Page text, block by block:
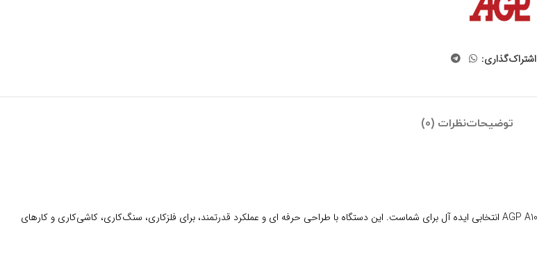
اشتراک‌گذاری:
توضیحاتنظرات (0)
اگر به دنبال یک مینی فرز باریک، سبک و خوش‌ دست با قابلیت ساب‌ زنی مداوم و طولانی‌مدت هستید، AGP A100 انتخابی ایده‌ آل برای شماست. این دستگاه با طراحی حرفه‌ ای و عملکرد قدرتمند، برای فلزکاری، سنگ‌کاری، کاشی‌کاری و کارهای